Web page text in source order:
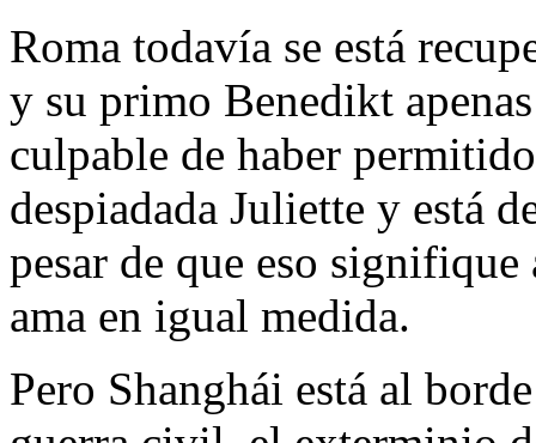
Roma todavía se está
y su primo Benedikt
culpable de haber
despiadada Juliette y está
pesar de que eso
ama en igual medida.
Pero Shanghái está al